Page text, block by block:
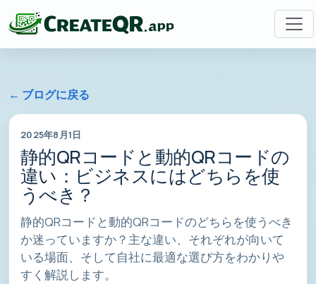
← ブログに戻る
2025年8月1日
静的QRコードと動的QRコードの
違い：ビジネスにはどちらを使
うべき？
静的QRコードと動的QRコードのどちらを使うべき
か迷っていますか？主な違い、それぞれが向いて
いる場面、そして自社に最適な選び方をわかりや
すく解説します。